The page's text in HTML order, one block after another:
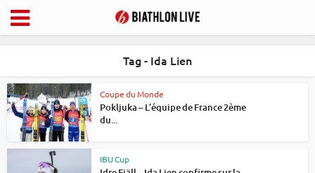
Tag - Ida Lien
Coupe du Monde
Pokljuka – L’équipe de France 2ème
du...
IBU Cup